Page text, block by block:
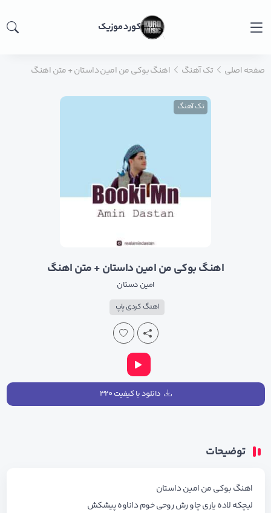
کورد موزیک
صفحه اصلی تک آهنگ اهنگ بوکی من امین داستان + متن اهنگ
تک آهنگ
اهنگ بوکی من امین داستان + متن اهنگ
امین دستان
اهنگ کردی پاپ
دانلود با کیفیت ۳۲۰
توضیحات
اهنگ بوکی من امین داستان
لیچکه لاده یاری چاو رش روحی خوم داناوه پیشکش